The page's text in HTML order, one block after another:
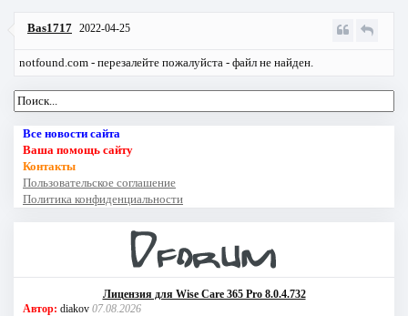
Bas1717 2022-04-25
notfound.com - перезалейте пожалуйста - файл не найден.
Все новости сайта
Ваша помощь сайту
Контакты
Пользовательское соглашение
Политика конфиденциальности
Лицензия для Wise Care 365 Pro 8.0.4.732
Автор: diakov 07.08.2026